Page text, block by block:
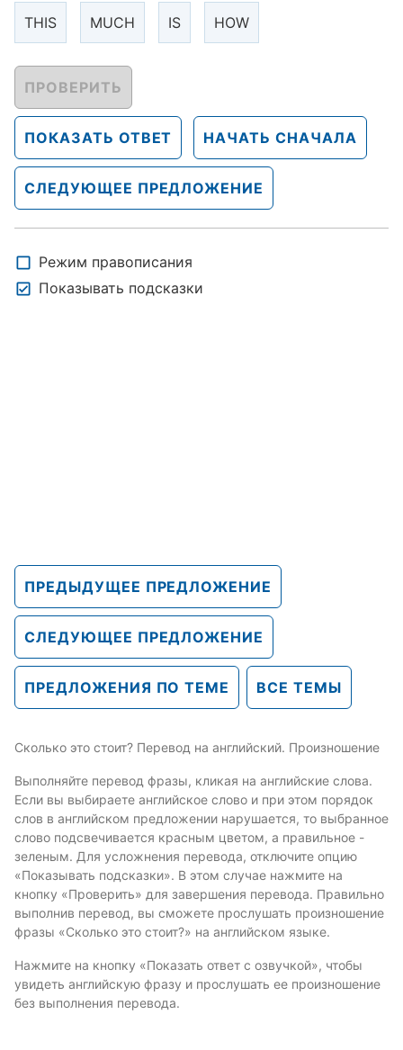
THIS MUCH IS HOW
ПРОВЕРИТЬ
ПОКАЗАТЬ ОТВЕТ НАЧАТЬ СНАЧАЛА
СЛЕДУЮЩЕЕ ПРЕДЛОЖЕНИЕ
Режим правописания
Показывать подсказки
ПРЕДЫДУЩЕЕ ПРЕДЛОЖЕНИЕ
СЛЕДУЮЩЕЕ ПРЕДЛОЖЕНИЕ
ПРЕДЛОЖЕНИЯ ПО ТЕМЕ ВСЕ ТЕМЫ
Сколько это стоит? Перевод на английский. Произношение
Выполняйте перевод фразы, кликая на английские слова.
Если вы выбираете английское слово и при этом порядок
слов в английском предложении нарушается, то выбранное
слово подсвечивается красным цветом, а правильное -
зеленым. Для усложнения перевода, отключите опцию
«Показывать подсказки». В этом случае нажмите на
кнопку «Проверить» для завершения перевода. Правильно
выполнив перевод, вы сможете прослушать произношение
фразы «Сколько это стоит?» на английском языке.
Нажмите на кнопку «Показать ответ с озвучкой», чтобы
увидеть английскую фразу и прослушать ее произношение
без выполнения перевода.